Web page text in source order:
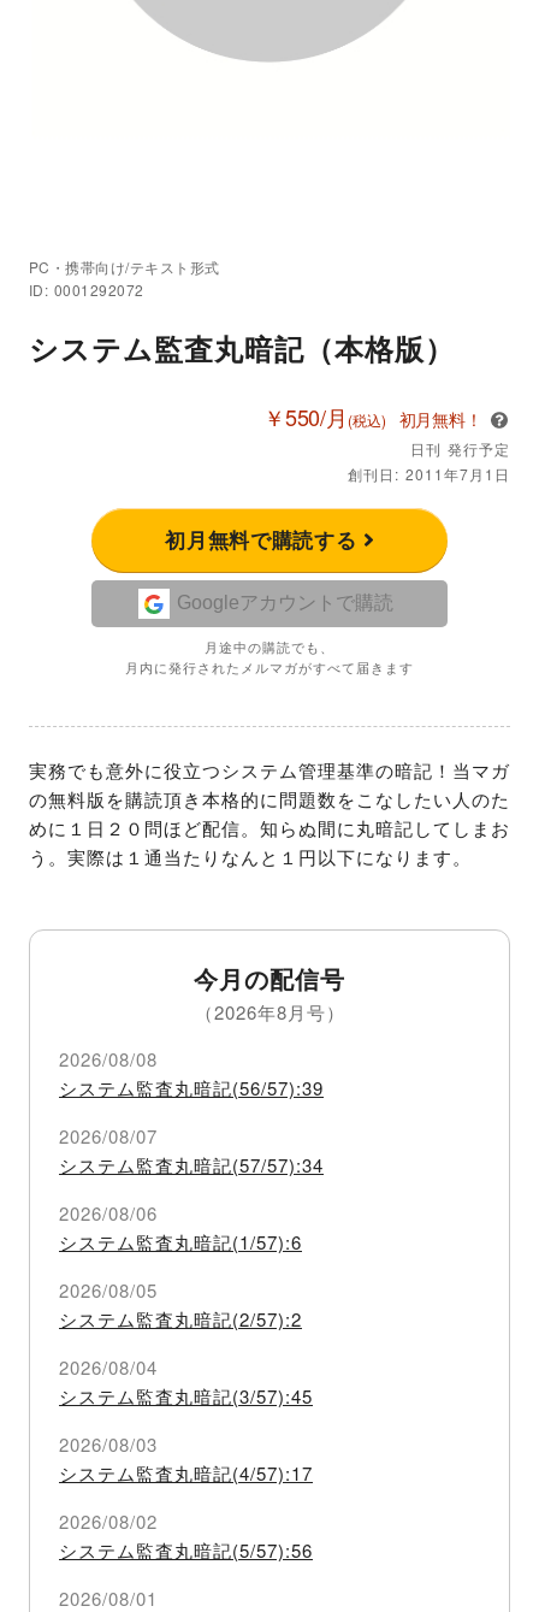
PC・携帯向け/テキスト形式
ID: 0001292072
システム監査丸暗記（本格版）
￥550/月 (税込) 初月無料！
日刊 発行予定
創刊日: 2011年7月1日
初月無料で購読する
Googleアカウントで購読
月途中の購読でも、
月内に発行されたメルマガがすべて届きます
実務でも意外に役立つシステム管理基準の暗記！当マガ
の無料版を購読頂き本格的に問題数をこなしたい人のた
めに１日２０問ほど配信。知らぬ間に丸暗記してしまお
う。実際は１通当たりなんと１円以下になります。
今月の配信号
（2026年8月号）
2026/08/08
システム監査丸暗記(56/57):39
2026/08/07
システム監査丸暗記(57/57):34
2026/08/06
システム監査丸暗記(1/57):6
2026/08/05
システム監査丸暗記(2/57):2
2026/08/04
システム監査丸暗記(3/57):45
2026/08/03
システム監査丸暗記(4/57):17
2026/08/02
システム監査丸暗記(5/57):56
2026/08/01